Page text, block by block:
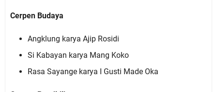
Cerpen Budaya
Angklung karya Ajip Rosidi
Si Kabayan karya Mang Koko
Rasa Sayange karya I Gusti Made Oka